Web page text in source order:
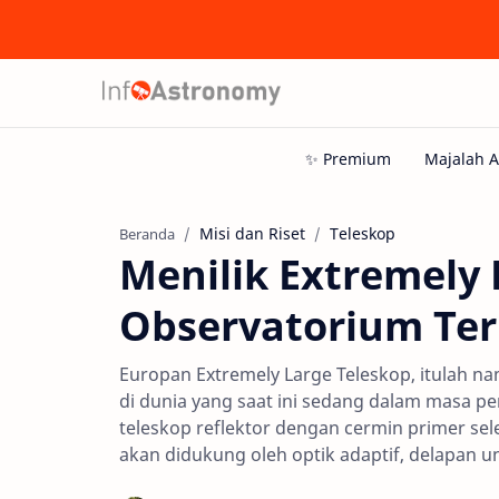
Beranda Misi dan Riset Teleskop
Menilik Extremely
Observatorium
Europan Extremely Large Teleskop, itulah
di dunia yang saat ini sedang dalam masa
teleskop reflektor dengan cermin primer
akan didukung oleh optik adaptif, delapan